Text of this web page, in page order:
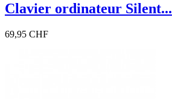
Clavier ordinateur Silent...
69,95 CHF